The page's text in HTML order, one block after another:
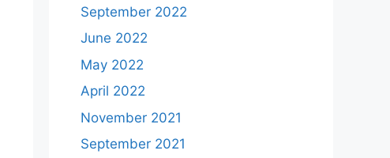
September 2022
June 2022
May 2022
April 2022
November 2021
September 2021